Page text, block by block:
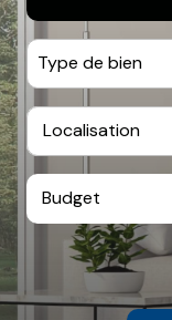
Type de bien
Budget